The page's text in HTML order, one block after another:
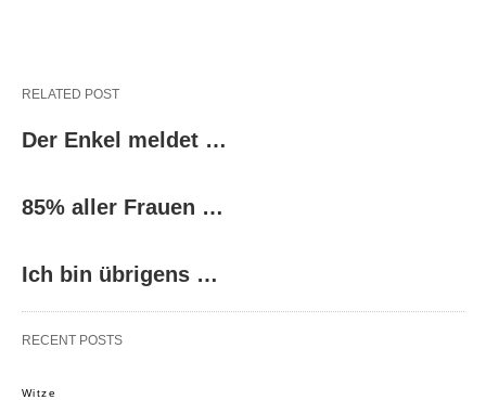
RELATED POST
Der Enkel meldet …
85% aller Frauen …
Ich bin übrigens …
RECENT POSTS
Witze